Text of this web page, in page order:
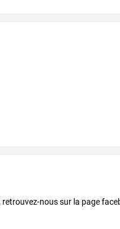
nous sur la page